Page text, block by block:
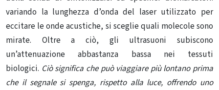
variando la lunghezza d’onda del laser utilizzato per
eccitare le onde acustiche, si sceglie quali molecole sono
mirate. Oltre a ciò, gli ultrasuoni subiscono
un’attenuazione abbastanza bassa nei tessuti
biologici. Ciò significa che può viaggiare più lontano prima
che il segnale si spenga, rispetto alla luce, offrendo uno